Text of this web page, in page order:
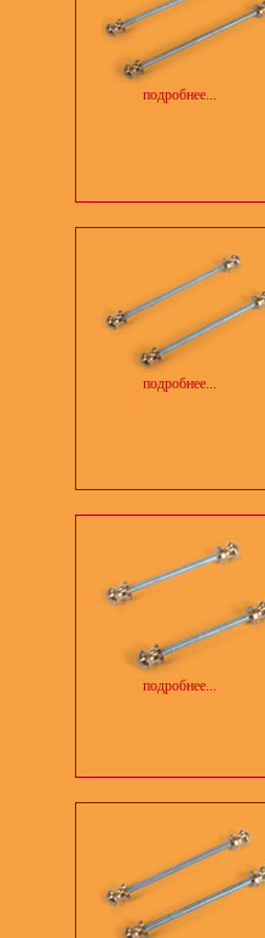
подробнее...
подробнее...
подробнее...